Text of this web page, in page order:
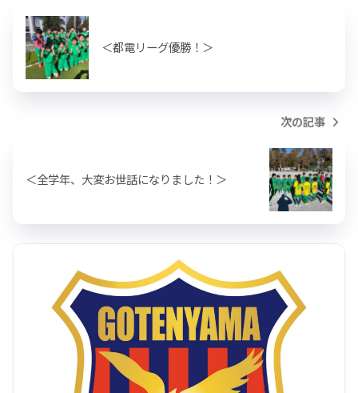
＜都電リーグ優勝！＞
次の記事
＜全学年、大変お世話になりました！＞